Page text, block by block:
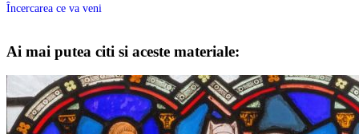
Încercarea ce va veni
Ai mai putea citi si aceste materiale: